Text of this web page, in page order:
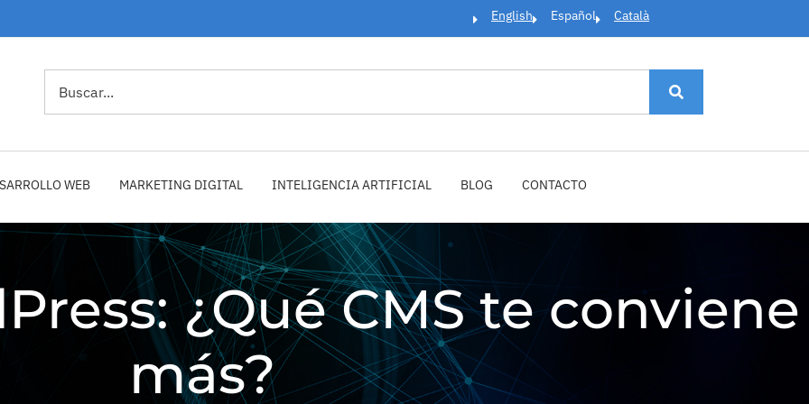
English Español Català
WEB MARKETING DIGITAL INTELIGENCIA ARTIFICIAL BLOG CONTACTO
¿Qué CMS te conviene
más?